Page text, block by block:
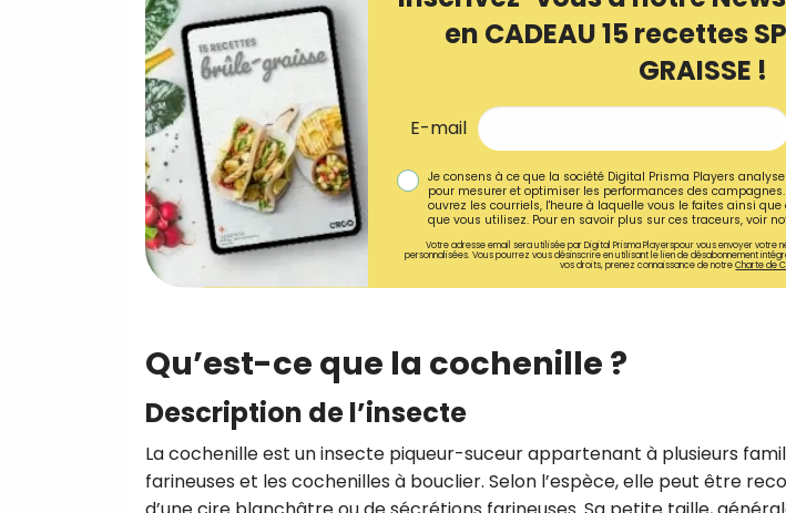
en CADEAU 15 recettes
GRAISSE !
E-mail
Je consens à ce que la société Digital Prisma Players
pour mesurer et optimiser les performances des
ouvrez les courriels, l'heure à laquelle vous le faites ainsi
que vous utilisez. Pour en savoir plus sur ces traceurs, voir
Votre adresse email sera utilisée par Digital Prisma Playerspour vous envoyer
personnalisées. Vous pourrez vous désinscrire en utilisant le lien de désabonnement
vos droits, prenez connaissance de notreCharte de
Qu’est-ce que la cochenille ?
Description de l’insecte
La cochenille est un insecte piqueur-suceur appartenant à plusieurs
farineuses et les cochenilles à bouclier. Selon l’espèce, elle peut être
!
Ainsi